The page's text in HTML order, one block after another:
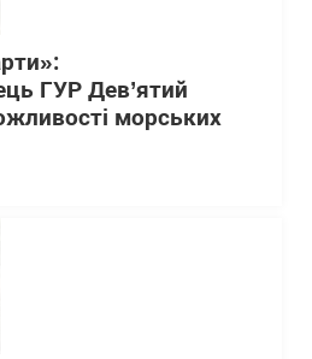
ГУР Дев’ятий
морських